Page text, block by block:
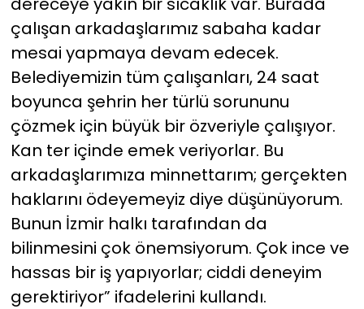
çalışan arkadaşlarımız sabaha kadar
mesai yapmaya devam edecek.
Belediyemizin tüm çalışanları, 24 saat
boyunca şehrin her türlü sorununu
çözmek için büyük bir özveriyle çalışıyor.
Kan ter içinde emek veriyorlar. Bu
arkadaşlarımıza minnettarım; gerçekten
haklarını ödeyemeyiz diye düşünüyorum.
Bunun İzmir halkı tarafından da
bilinmesini çok önemsiyorum. Çok ince ve
hassas bir iş yapıyorlar; ciddi deneyim
gerektiriyor” ifadelerini kullandı.